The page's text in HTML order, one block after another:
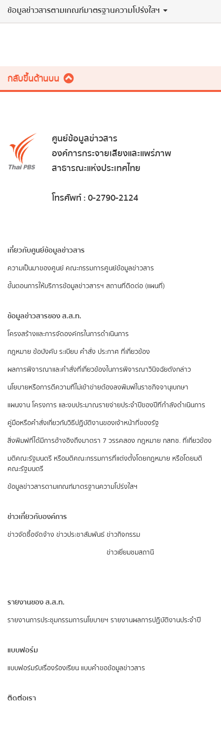
ข้อมูลข่าวสารตามเกณฑ์มาตรฐานความโปร่งใสฯ
กลับขึ้นด้านบน
ศูนย์ข้อมูลข่าวสาร
องค์การกระจายเสียงและแพร่ภาพ
สาธารณะแห่งประเทศไทย
โทรศัพท์ : 0-2790-2124
เกี่ยวกับศูนย์ข้อมูลข่าวสาร
ความเป็นมาของศูนย์ คณะกรรมการศูนย์ข้อมูลข่าวสาร
ขั้นตอนการให้บริการข้อมูลข่าวสารฯ สถานที่ติดต่อ (แผนที่)
ข้อมูลข่าวสารของ ส.ส.ท.
​โครงสร้างและการจัดองค์กรในการดำเนินการ
กฎหมาย ข้อบังคับ ระเบียบ คำสั่ง ประกาศ ที่เกี่ยวข้อง
ผลการพิจารณาและคำสั่งที่เกี่ยวข้องในการพิจารณาวินิจฉัยดังกล่าว
นโยบายหรือการตีความที่ไม่เข้าข่ายต้องลงพิมพ์ในราชกิจจานุเบกษา
แผนงาน โครงการ และงบประมาณรายจ่ายประจำปีของปีที่กำลังดำเนินการ
คู่มือหรือคำสั่งเกี่ยวกับวิธีปฏิบัติงานของเจ้าหน้าที่ของรัฐ
สิ่งพิมพ์ที่ได้มีการอ้างอิงถึงมาตรา 7 วรรคสอง กฎหมาย กสทช. ที่เกี่ยวข้อง
มติคณะรัฐมนตรี หรือมติคณะกรรมการที่แต่งตั้งโดยกฎหมาย หรือโดยมติ
คณะรัฐมนตรี
ข้อมูลข่าวสารตามเกณฑ์มาตรฐานความโปร่งใสฯ
ข่าวเกี่ยวกับองค์การ
ข่าวจัดซื้อจัดจ้าง ข่าวประชาสัมพันธ์ ข่าวกิจกรรม
ข่าวเยี่ยมชมสถานี
รายงานของ ส.ส.ท.
รายงานการประชุมกรรมการนโยบายฯ รายงานผลการปฏิบัติงานประจำปี
แบบฟอร์ม
แบบฟอร์มรับเรื่องร้องเรียน แบบคำขอข้อมูลข่าวสาร
ติดต่อเรา